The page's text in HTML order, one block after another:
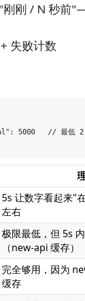
刚刚 / N 秒前
失败计数
5000   // 最低 2
5s 让数字看起来"
左右
极限最低，但 5s
（new-api 缓存）
完全够用，因为
缓存